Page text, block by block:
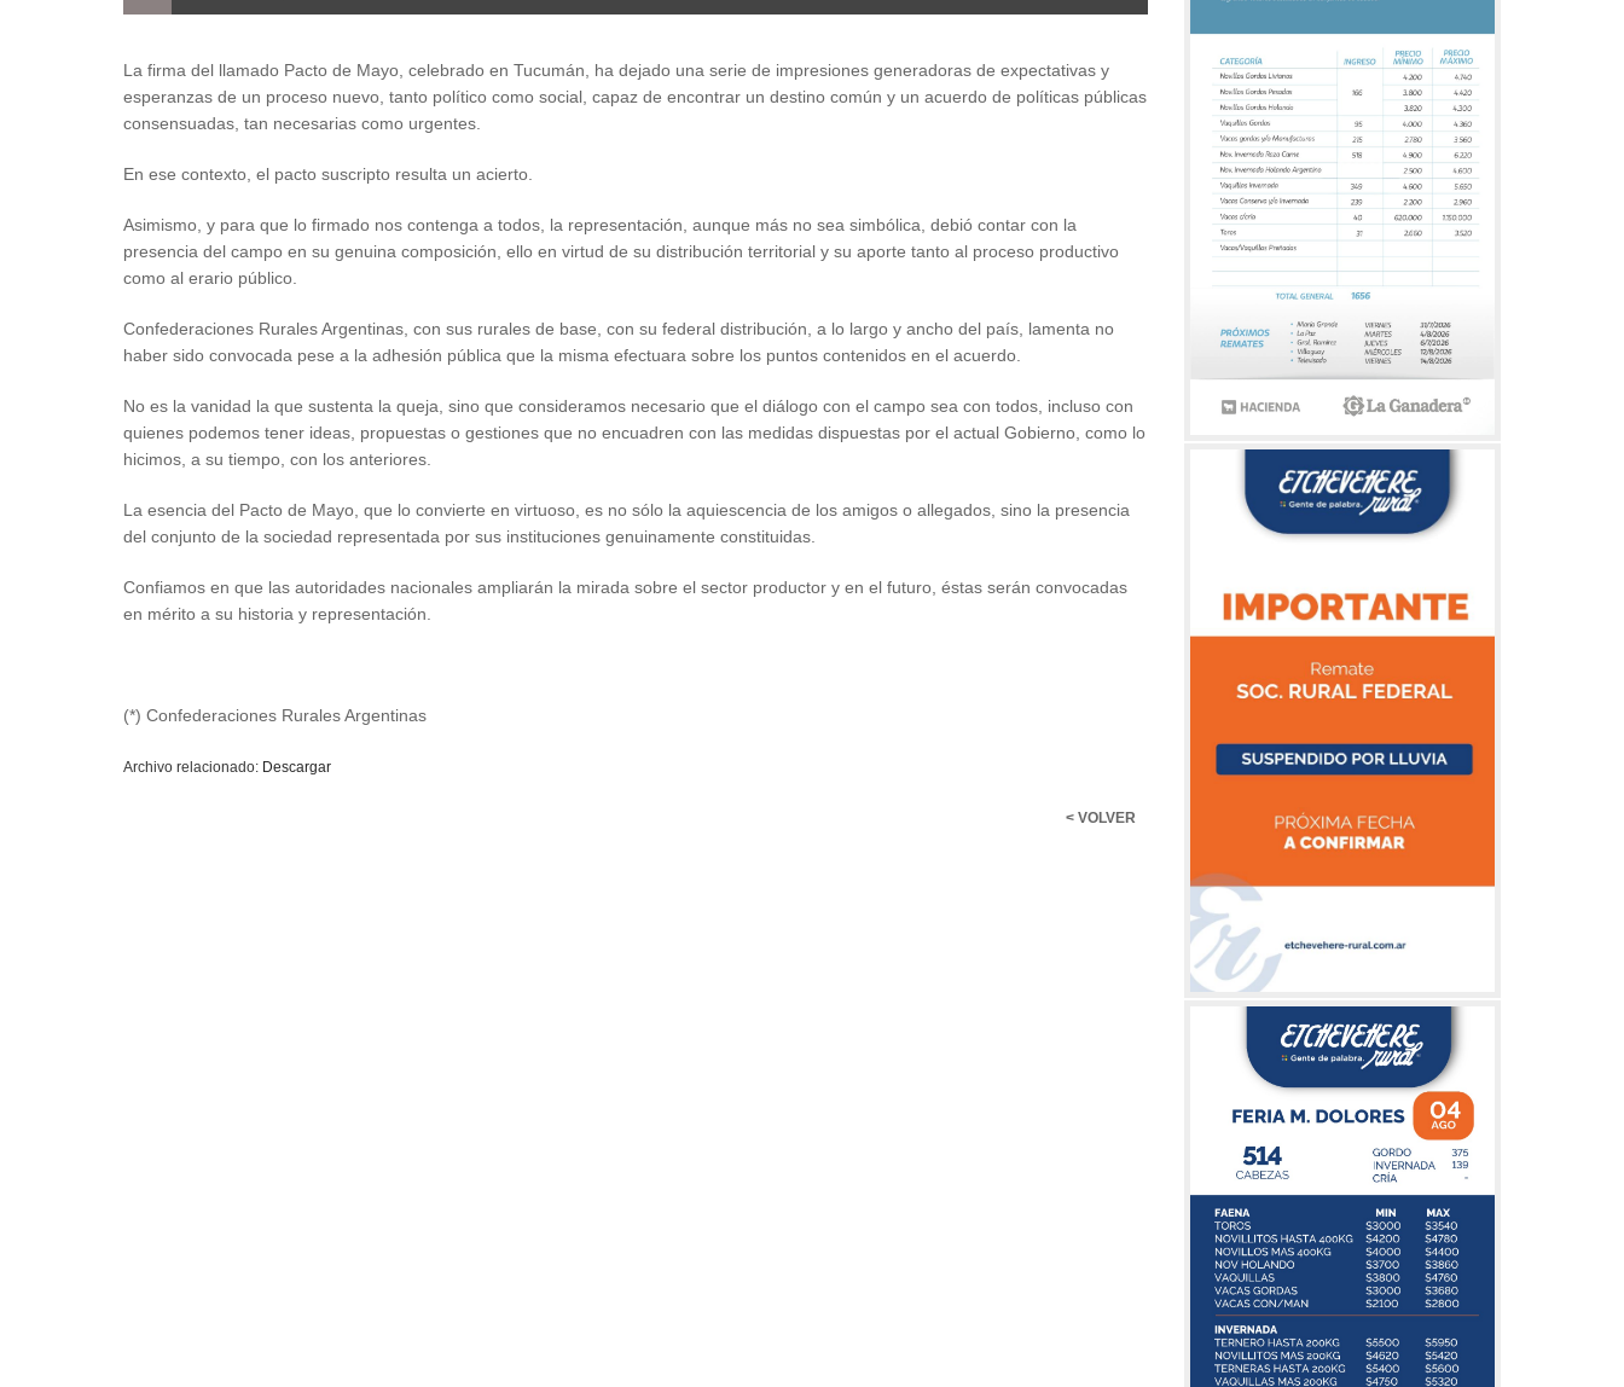
La firma del llamado Pacto de Mayo, celebrado en Tucumán, ha dejado una serie de impresiones generadoras de expectativas y
esperanzas de un proceso nuevo, tanto político como social, capaz de encontrar un destino común y un acuerdo de políticas públicas
consensuadas, tan necesarias como urgentes.
En ese contexto, el pacto suscripto resulta un acierto.
Asimismo, y para que lo firmado nos contenga a todos, la representación, aunque más no sea simbólica, debió contar con la
presencia del campo en su genuina composición, ello en virtud de su distribución territorial y su aporte tanto al proceso productivo
como al erario público.
Confederaciones Rurales Argentinas, con sus rurales de base, con su federal distribución, a lo largo y ancho del país, lamenta no
haber sido convocada pese a la adhesión pública que la misma efectuara sobre los puntos contenidos en el acuerdo.
No es la vanidad la que sustenta la queja, sino que consideramos necesario que el diálogo con el campo sea con todos, incluso con
quienes podemos tener ideas, propuestas o gestiones que no encuadren con las medidas dispuestas por el actual Gobierno, como lo
hicimos, a su tiempo, con los anteriores.
La esencia del Pacto de Mayo, que lo convierte en virtuoso, es no sólo la aquiescencia de los amigos o allegados, sino la presencia
del conjunto de la sociedad representada por sus instituciones genuinamente constituidas.
Confiamos en que las autoridades nacionales ampliarán la mirada sobre el sector productor y en el futuro, éstas serán convocadas
en mérito a su historia y representación.
(*) Confederaciones Rurales Argentinas
Archivo relacionado: Descargar
< VOLVER